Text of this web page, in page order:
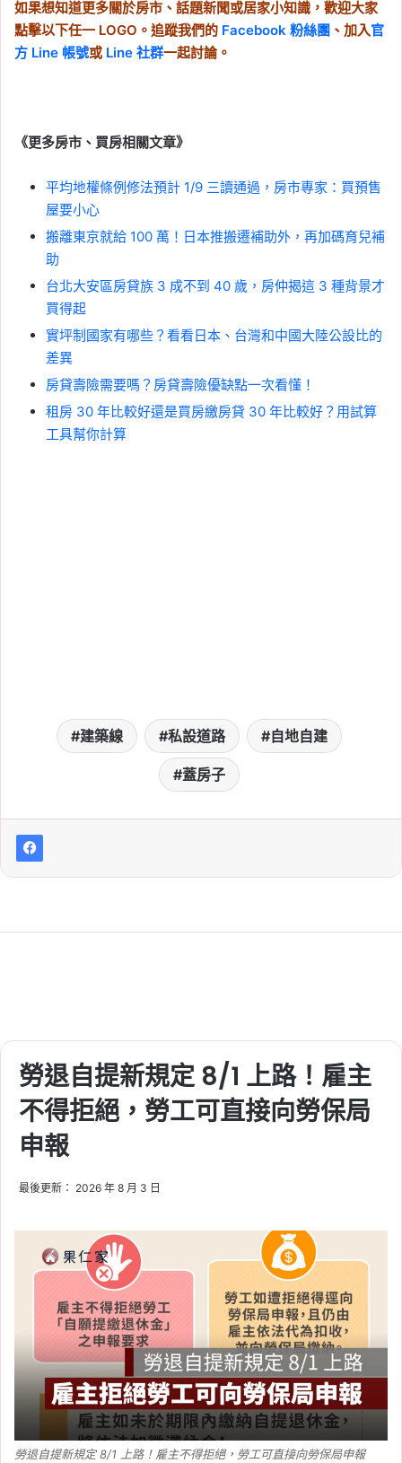
如果想知道更多關於房市、話題新聞或居家小知識，歡迎大家
點擊以下任一 LOGO。追蹤我們的 Facebook 粉絲團 、加入官
方 Line 帳號或 Line 社群一起討論。
《更多房市、買房相關文章》
平均地權條例修法預計 1/9 三讀通過，房市專家：買預售
屋要小心
搬離東京就給 100 萬！日本推搬遷補助外，再加碼育兒補
助
台北大安區房貸族 3 成不到 40 歲，房仲揭這 3 種背景才
買得起
實坪制國家有哪些？看看日本、台灣和中國大陸公設比的
差異
房貸壽險需要嗎？房貸壽險優缺點一次看懂！
租房 30 年比較好還是買房繳房貸 30 年比較好？用試算
工具幫你計算
建築線 私設道路 自地自建
蓋房子
勞退自提新規定 8/1 上路！雇主
不得拒絕，勞工可直接向勞保局
申報
最後更新： 2026 年 8 月 3 日
勞退自提新規定 8/1 上路！雇主不得拒絕，勞工可直接向勞保局申報